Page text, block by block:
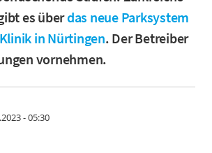
es überdas neue Parksystem
in Nürtingen. Der Betreiber
vornehmen.
- 05:30